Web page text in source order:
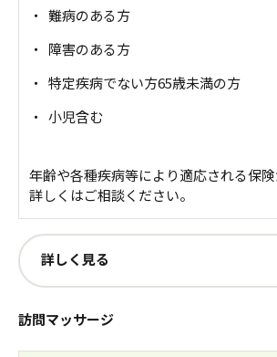
・ 難病のある方
・
障害のある方
・ 特定疾病でない方65歳未満の方
・ 小児含む
年齢や各種疾病等により適応される保険
詳しくはご相談ください。
詳しく見る
訪問マッサージ